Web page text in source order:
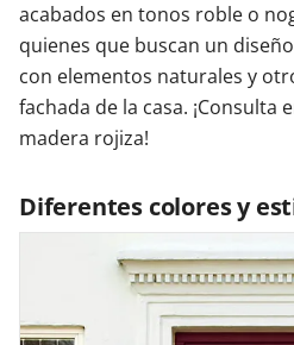
acabados en tonos roble o
quienes que buscan un
con elementos naturales y
fachada de la casa.
madera rojiza!
Diferentes colores y